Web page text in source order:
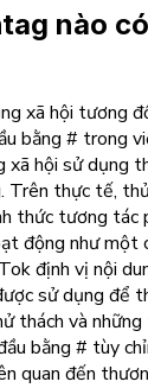
nào
xã hội tương
bằng # trong
hội sử dụng
Trên thực tế,
thức tương tác
động như một
định vị nội
sử dụng để
thách và những
bằng # tùy
quan đến